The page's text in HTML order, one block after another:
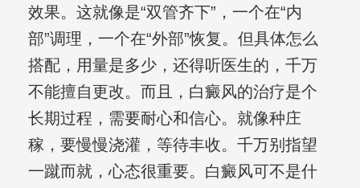
效果。这就像是“双管齐下”，一个在“内
部”调理，一个在“外部”恢复。但具体怎么
搭配，用量是多少，还得听医生的，千万
不能擅自更改。而且，白癜风的治疗是个
长期过程，需要耐心和信心。就像种庄
稼，要慢慢浇灌，等待丰收。千万别指望
一蹴而就，心态很重要。白癜风可不是什